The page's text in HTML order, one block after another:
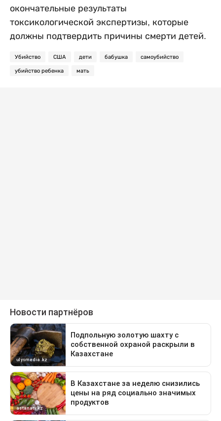
окончательные результаты
токсикологической экспертизы, которые
должны подтвердить причины смерти детей.
Убийство США дети бабушка самоубийство
убийство ребенка мать